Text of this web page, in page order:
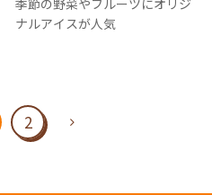
ナルアイスが人気
2